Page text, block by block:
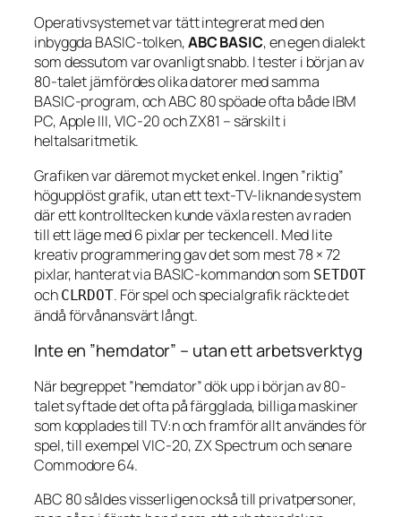
Operativsystemet var tätt integrerat med den
inbyggda BASIC-tolken,ABC BASIC, en egen dialekt
som dessutom var ovanligt snabb. I tester i början av
80-talet jämfördes olika datorer med samma
BASIC-program, och ABC 80 spöade ofta både IBM
PC, Apple III, VIC-20 och ZX81 – särskilt i
heltalsaritmetik.
Grafiken var däremot mycket enkel. Ingen ”riktig”
högupplöst grafik, utan ett text-TV-liknande system
där ett kontrolltecken kunde växla resten av raden
till ett läge med 6 pixlar per teckencell. Med lite
kreativ programmering gav det som mest 78 × 72
pixlar, hanterat via BASIC-kommandon som SETDOT
och CLRDOT. För spel och specialgrafik räckte det
ändå förvånansvärt långt.
Inte en ”hemdator” – utan ett arbetsverktyg
När begreppet ”hemdator” dök upp i början av 80-
talet syftade det ofta på färgglada, billiga maskiner
som kopplades till TV:n och framför allt användes för
spel, till exempel VIC-20, ZX Spectrum och senare
Commodore 64.
ABC 80 såldes visserligen också till privatpersoner,